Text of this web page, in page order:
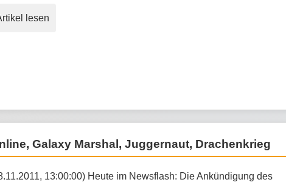
lesen
Galaxy Marshal, Juggernaut, Drachenkrieg
13:00:00) Heute im Newsflash: Die Ankündigung des